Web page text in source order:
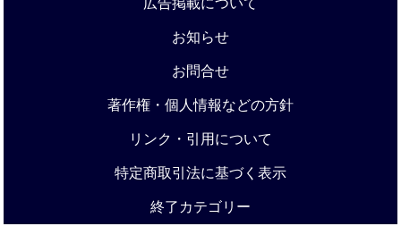
広告掲載について
お知らせ
お問合せ
著作権・個人情報などの方針
リンク・引用について
特定商取引法に基づく表示
終了カテゴリー